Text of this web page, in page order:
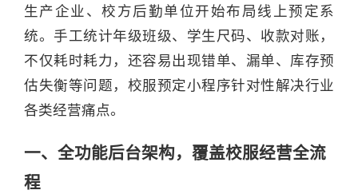
生产企业、校方后勤单位开始布局线上预定系
统。手工统计年级班级、学生尺码、收款对账，
不仅耗时耗力，还容易出现错单、漏单、库存预
估失衡等问题，校服预定小程序针对性解决行业
各类经营痛点。
一、全功能后台架构，覆盖校服经营全流
程